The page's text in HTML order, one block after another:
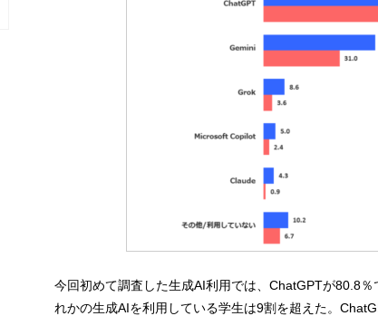
今回初めて調査した生成AI利用では、ChatGPTが80.8
れかの生成AIを利用している学生は9割を超えた。